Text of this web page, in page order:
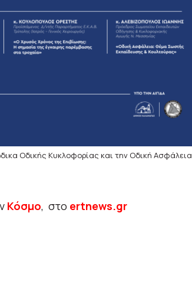
Οδικής Κυκλοφορίας και την Οδική Ασφάλεια
Κόσμο, στο ertnews.gr